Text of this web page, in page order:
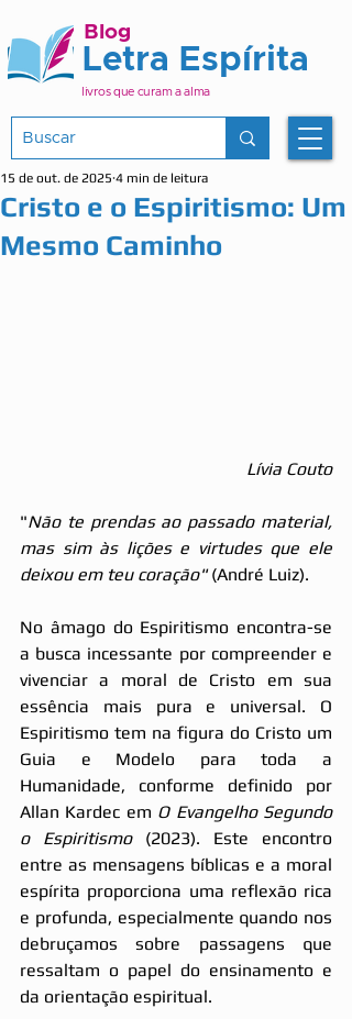
Letra Espírita
Blog
livros que curam a alma
Cristo e o Espiritismo: Um
Mesmo Caminho
15 de out. de 2025 4 min de leitura
Lívia Couto
"Não te prendas ao passado material,
mas sim às lições e virtudes que ele
deixou em teu coração" (André Luiz).
No âmago do Espiritismo encontra-se
a busca incessante por compreender e
vivenciar a moral de Cristo em sua
essência mais pura e universal. O
Espiritismo tem na figura do Cristo um
Guia e Modelo para toda a
Humanidade, conforme definido por
Allan Kardec em O Evangelho Segundo
o Espiritismo (2023). Este encontro
entre as mensagens bíblicas e a moral
espírita proporciona uma reflexão rica
e profunda, especialmente quando nos
debruçamos sobre passagens que
ressaltam o papel do ensinamento e
da orientação espiritual.